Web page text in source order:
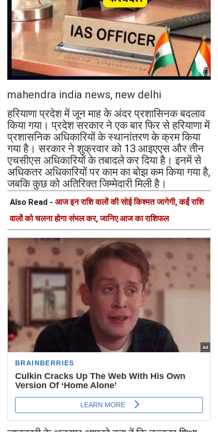
mahendra india news, new delhi
हरियाणा प्रदेश में जून माह के अंदर प्रशासिनक बदलाव
किया गया। प्रदेश सरकार ने एक बार फिर से हरियाणा में
प्रशासनिक अधिकारियों के स्थानांतरण के क्रम किया
गया है। सरकार ने शुक्रवार को 13 आइएएस और तीन
एचसीएस अधिकारियों के तबादले कर दिया है। इनमें से
अधिकतर अधिकारियों पर काम का बोझ कम किया गया है,
जबकि कुछ को अतिरिक्त जिम्मेदारी मिली है।
Also Read - आज इन राशि वालों की सोई किश्मत जागेगी, कर्ई राशि
वालों को चलना होगा संभल कर, जानिए आज का राशिफल